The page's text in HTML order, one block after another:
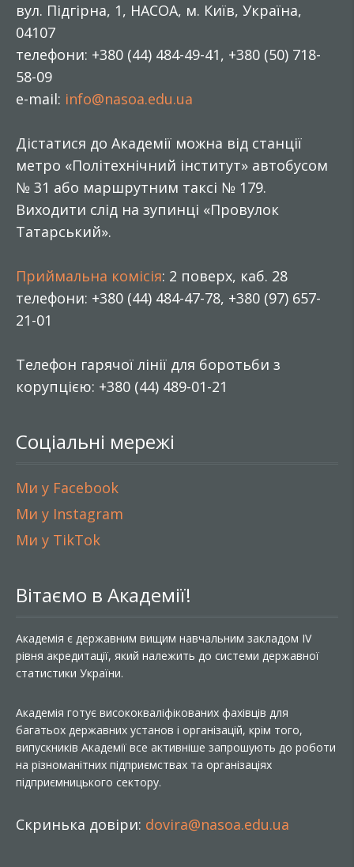
вул. Підгірна, 1, НАСОА, м. Київ, Україна,
04107
телефони: +380 (44) 484-49-41, +380 (50) 718-
58-09
e-mail: info@nasoa.edu.ua
Дістатися до Академії можна від станції
метро «Політехнічний інститут» автобусом
№ 31 або маршрутним таксі № 179.
Виходити слід на зупинці «Провулок
Татарський».
Приймальна комісія: 2 поверх, каб. 28
телефони: +380 (44) 484-47-78, +380 (97) 657-
21-01
Телефон гарячої лінії для боротьби з
корупцією: +380 (44) 489-01-21
Соціальні мережі
Ми у Facebook
Ми у Instagram
Ми у TikTok
Вітаємо в Академії!
Академія є державним вищим навчальним закладом IV
рівня акредитації, який належить до системи державної
статистики України.
Академія готує висококваліфікованих фахівців для
багатьох державних установ і організацій, крім того,
випускників Академії все активніше запрошують до роботи
на різноманітних підприємствах та організаціях
підприємницького сектору.
Скринька довіри: dovira@nasoa.edu.ua